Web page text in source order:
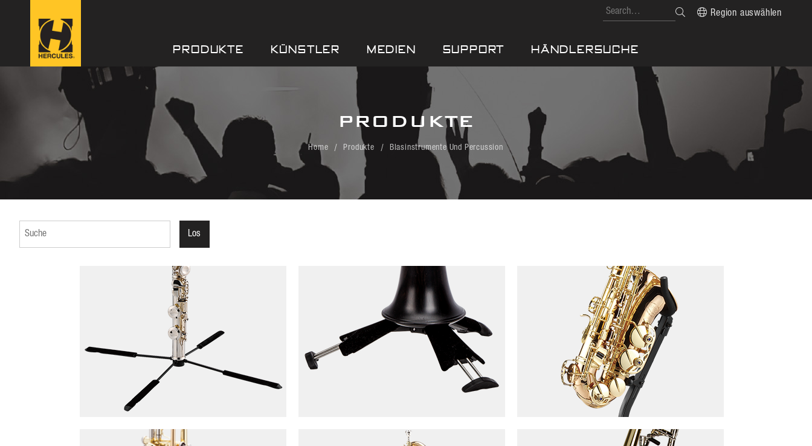
Region auswählen
PRODUKTE KÜNSTLER MEDIEN SUPPORT HÄNDLERSUCHE
PRODUKTE
Home Produkte Blasinstrumente Und Percussion